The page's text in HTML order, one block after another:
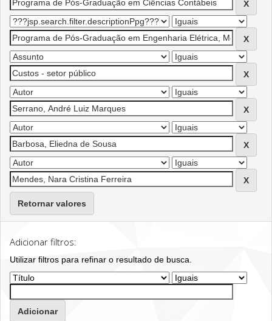
Retornar valores
Adicionar filtros:
Utilizar filtros para refinar o resultado de busca.